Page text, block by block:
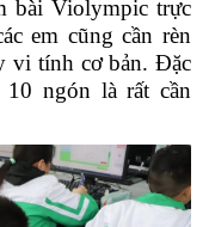
bài Violympic trực
em cũng cần rèn
vi tính cơ bản. Đặc
ngón là rất cần